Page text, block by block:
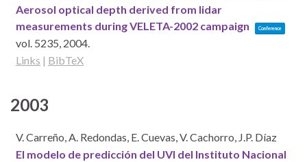
Aerosol optical depth derived from lidar
measurements during VELETA-2002 campaign
Conference
vol. 5235, 2004.
Links | BibTeX
2003
V. Carreño, A. Redondas, E. Cuevas, V. Cachorro, J.P. Díaz
El modelo de predicción del UVI del Instituto Nacional